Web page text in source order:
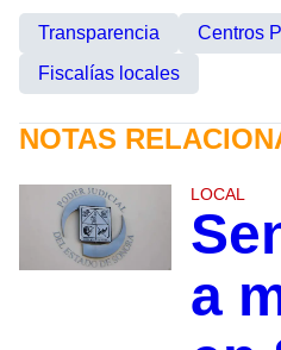
Transparencia Centros
Fiscalías locales
NOTAS
LOCAL
a